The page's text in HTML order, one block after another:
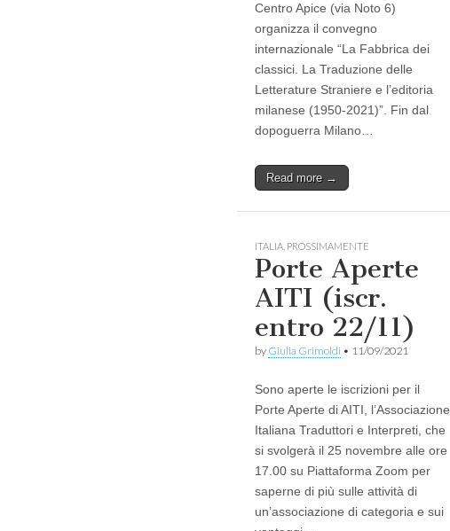
Centro Apice (via Noto 6)
organizza il convegno
internazionale “La Fabbrica dei
classici. La Traduzione delle
Letterature Straniere e l’editoria
milanese (1950-2021)”. Fin dal
dopoguerra Milano…
Read more →
ITALIA PROSSIMAMENTE
Porte Aperte
AITI (iscr.
entro 22/11)
by Giulia Grimoldi • 11/09/2021
Sono aperte le iscrizioni per il
Porte Aperte di AITI, l’Associazione
Italiana Traduttori e Interpreti, che
si svolgerà il 25 novembre alle ore
17.00 su Piattaforma Zoom per
saperne di più sulle attività di
un’associazione di categoria e sui